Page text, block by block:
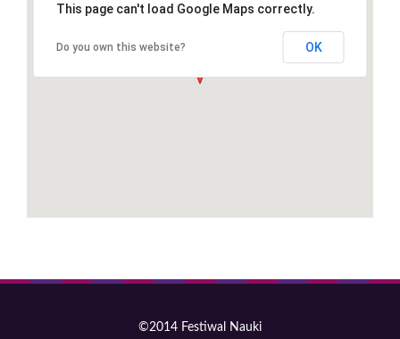
This page can't load Google Maps correctly.
Do you own this website? OK
©2014 Festiwal Nauki